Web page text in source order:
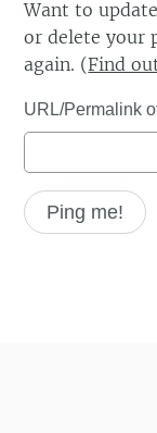
Want to
or delete your
again. (Find
URL/Permalink